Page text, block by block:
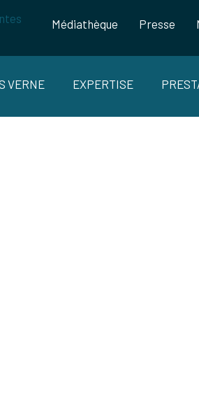
Médiathèque Presse
VERNE EXPERTISE